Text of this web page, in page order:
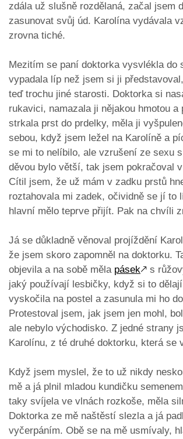
zdála už slušně rozdělaná, začal jsem
zasunovat svůj úd. Karolína vydávala
zrovna tiché.
Mezitím se paní doktorka vysvlékla do
vypadala líp než jsem si ji
teď trochu jiné starosti. Doktorka si
rukavici, namazala ji nějakou hmotou a
strkala prst do prdelky, měla ji
sebou, když jsem ležel na Karolíně a
se mi to nelíbilo, ale vzrušení ze sexu
děvou bylo větší, tak jsem pokračoval
Cítil jsem, že už mám v zadku prstů
roztahovala mi zadek, očividně se jí to
hlavní mělo teprve přijít. Pak na chvíli
Já se důkladně věnoval projíždění
že jsem skoro zapomněl na doktorku.
objevila a na sobě měla pásek🡕 s
jaký používají lesbičky, když si to
vyskočila na postel a zasunula mi ho
Protestoval jsem, jak jsem jen mohl,
ale nebylo východisko. Z jedné strany
Karolínu, z té druhé doktorku, která se
Když jsem myslel, že to už nikdy
mě a já plnil mladou kundičku
taky svíjela ve vlnách rozkoše, měla
Doktorka ze mě naštěstí slezla a já
vyčerpáním. Obě se na mě usmívaly,